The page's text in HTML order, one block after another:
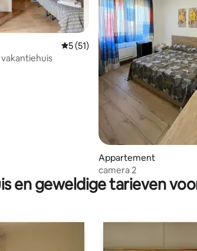
5, 100 recensiesGemiddelde beoordeling van 5
5 (51)
Appartement
camera 2
en geweldige tarieven